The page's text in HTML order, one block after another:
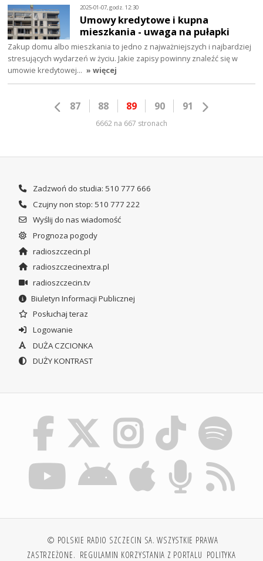
2025-01-07, godz. 12:30
Umowy kredytowe i kupna
mieszkania - uwaga na pułapki
Zakup domu albo mieszkania to jedno z najważniejszych i najbardziej
stresujących wydarzeń w życiu. Jakie zapisy powinny znaleźć się w
umowie kredytowej… » więcej
87 88 89 90 91
6662 na 667 stronach
Zadzwoń do studia: 510 777 666
Czujny non stop: 510 777 222
Wyślij do nas wiadomość
Prognoza pogody
radioszczecin.pl
radioszczecinextra.pl
radioszczecin.tv
Biuletyn Informacji Publicznej
Posłuchaj teraz
Logowanie
DUŻA CZCIONKA
DUŻY KONTRAST
© POLSKIE RADIO SZCZECIN SA. WSZYSTKIE PRAWA
ZASTRZEŻONE. REGULAMIN KORZYSTANIA Z PORTALU POLITYKA